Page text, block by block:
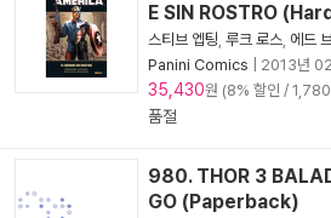
E SIN ROSTRO
스티브 엡팅 루크 로스 에드
Panini Comics
2013년
35,430원 (8% 할인 /
품절
980. THOR 3
GO (Paperback)